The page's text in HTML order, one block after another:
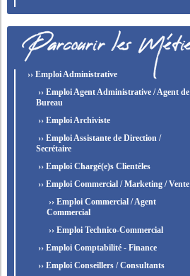
›› Emploi Administrative
›› Emploi Agent Administrative / Agent de
Bureau
›› Emploi Archiviste
›› Emploi Assistante de Direction /
Secrétaire
›› Emploi Chargé(e)s Clientèles
›› Emploi Commercial / Marketing / Vente
›› Emploi Commercial / Agent
Commercial
›› Emploi Technico-Commercial
›› Emploi Comptabilité - Finance
›› Emploi Conseillers / Consultants